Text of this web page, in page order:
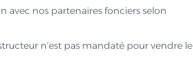
avec nos partenaires fonciers selon
n’est pas mandaté pour vendre le